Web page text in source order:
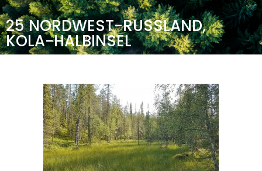
25 NORDWEST-RUSSLAND,
KOLA-HALBINSEL